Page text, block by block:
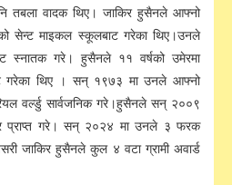
तबला वादक थिए। जाकिर हुसैनले आफ्नो
सेन्ट माइकल स्कूलबाट गरेका थिए।उनले
स्नातक गरे। हुसैनले ११ वर्षको उमेरमा
गरेका थिए । सन् १९७३ मा उनले आफ्नो
वर्ल्डु सार्वजनिक गरे।हुसैनले सन् २००९
प्राप्त गरे। सन् २०२४ मा उनले ३ फरक
जाकिर हुसैनले कुल ४ वटा ग्रामी अवार्ड